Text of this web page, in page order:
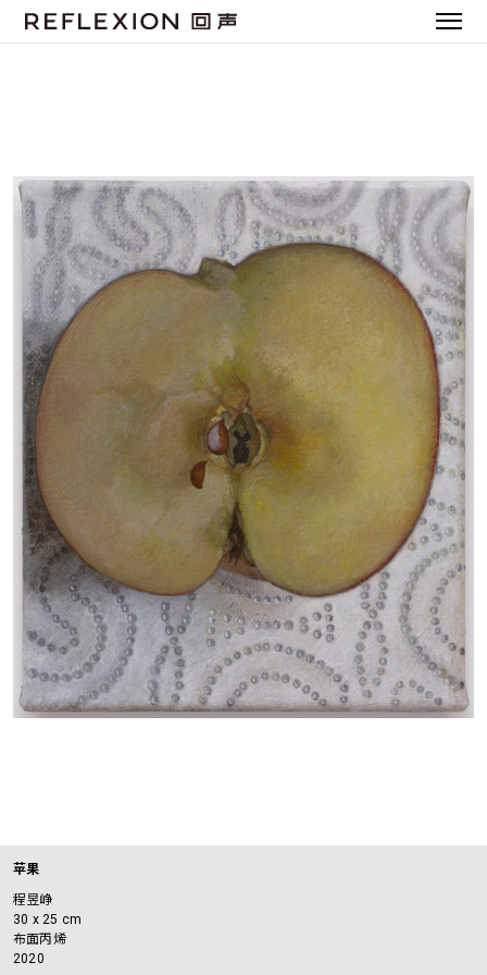
苹果
程昱峥
30 x 25 cm
布面丙烯
2020